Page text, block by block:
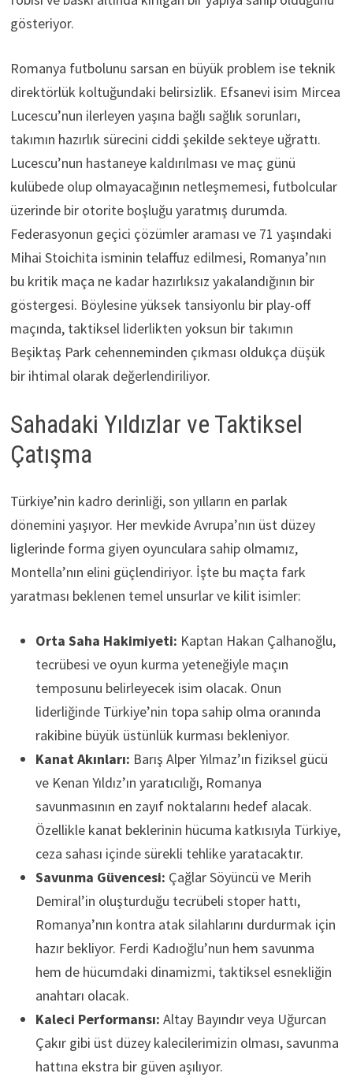
gösteriyor.
Romanya futbolunu sarsan en büyük problem ise teknik
direktörlük koltuğundaki belirsizlik. Efsanevi isim Mircea
Lucescu’nun ilerleyen yaşına bağlı sağlık sorunları,
takımın hazırlık sürecini ciddi şekilde sekteye uğrattı.
Lucescu’nun hastaneye kaldırılması ve maç günü
kulübede olup olmayacağının netleşmemesi, futbolcular
üzerinde bir otorite boşluğu yaratmış durumda.
Federasyonun geçici çözümler araması ve 71 yaşındaki
Mihai Stoichita isminin telaffuz edilmesi, Romanya’nın
bu kritik maça ne kadar hazırlıksız yakalandığının bir
göstergesi. Böylesine yüksek tansiyonlu bir play-off
maçında, taktiksel liderlikten yoksun bir takımın
Beşiktaş Park cehenneminden çıkması oldukça düşük
bir ihtimal olarak değerlendiriliyor.
Sahadaki Yıldızlar ve Taktiksel
Çatışma
Türkiye’nin kadro derinliği, son yılların en parlak
dönemini yaşıyor. Her mevkide Avrupa’nın üst düzey
liglerinde forma giyen oyunculara sahip olmamız,
Montella’nın elini güçlendiriyor. İşte bu maçta fark
yaratması beklenen temel unsurlar ve kilit isimler:
Orta Saha Hakimiyeti: Kaptan Hakan Çalhanoğlu,
tecrübesi ve oyun kurma yeteneğiyle maçın
temposunu belirleyecek isim olacak. Onun
liderliğinde Türkiye’nin topa sahip olma oranında
rakibine büyük üstünlük kurması bekleniyor.
Kanat Akınları: Barış Alper Yılmaz’ın fiziksel gücü
ve Kenan Yıldız’ın yaratıcılığı, Romanya
savunmasının en zayıf noktalarını hedef alacak.
Özellikle kanat beklerinin hücuma katkısıyla Türkiye,
ceza sahası içinde sürekli tehlike yaratacaktır.
Savunma Güvencesi: Çağlar Söyüncü ve Merih
Demiral’in oluşturduğu tecrübeli stoper hattı,
Romanya’nın kontra atak silahlarını durdurmak için
hazır bekliyor. Ferdi Kadıoğlu’nun hem savunma
hem de hücumdaki dinamizmi, taktiksel esnekliğin
anahtarı olacak.
Kaleci Performansı: Altay Bayındır veya Uğurcan
Çakır gibi üst düzey kalecilerimizin olması, savunma
hattına ekstra bir güven aşılıyor.